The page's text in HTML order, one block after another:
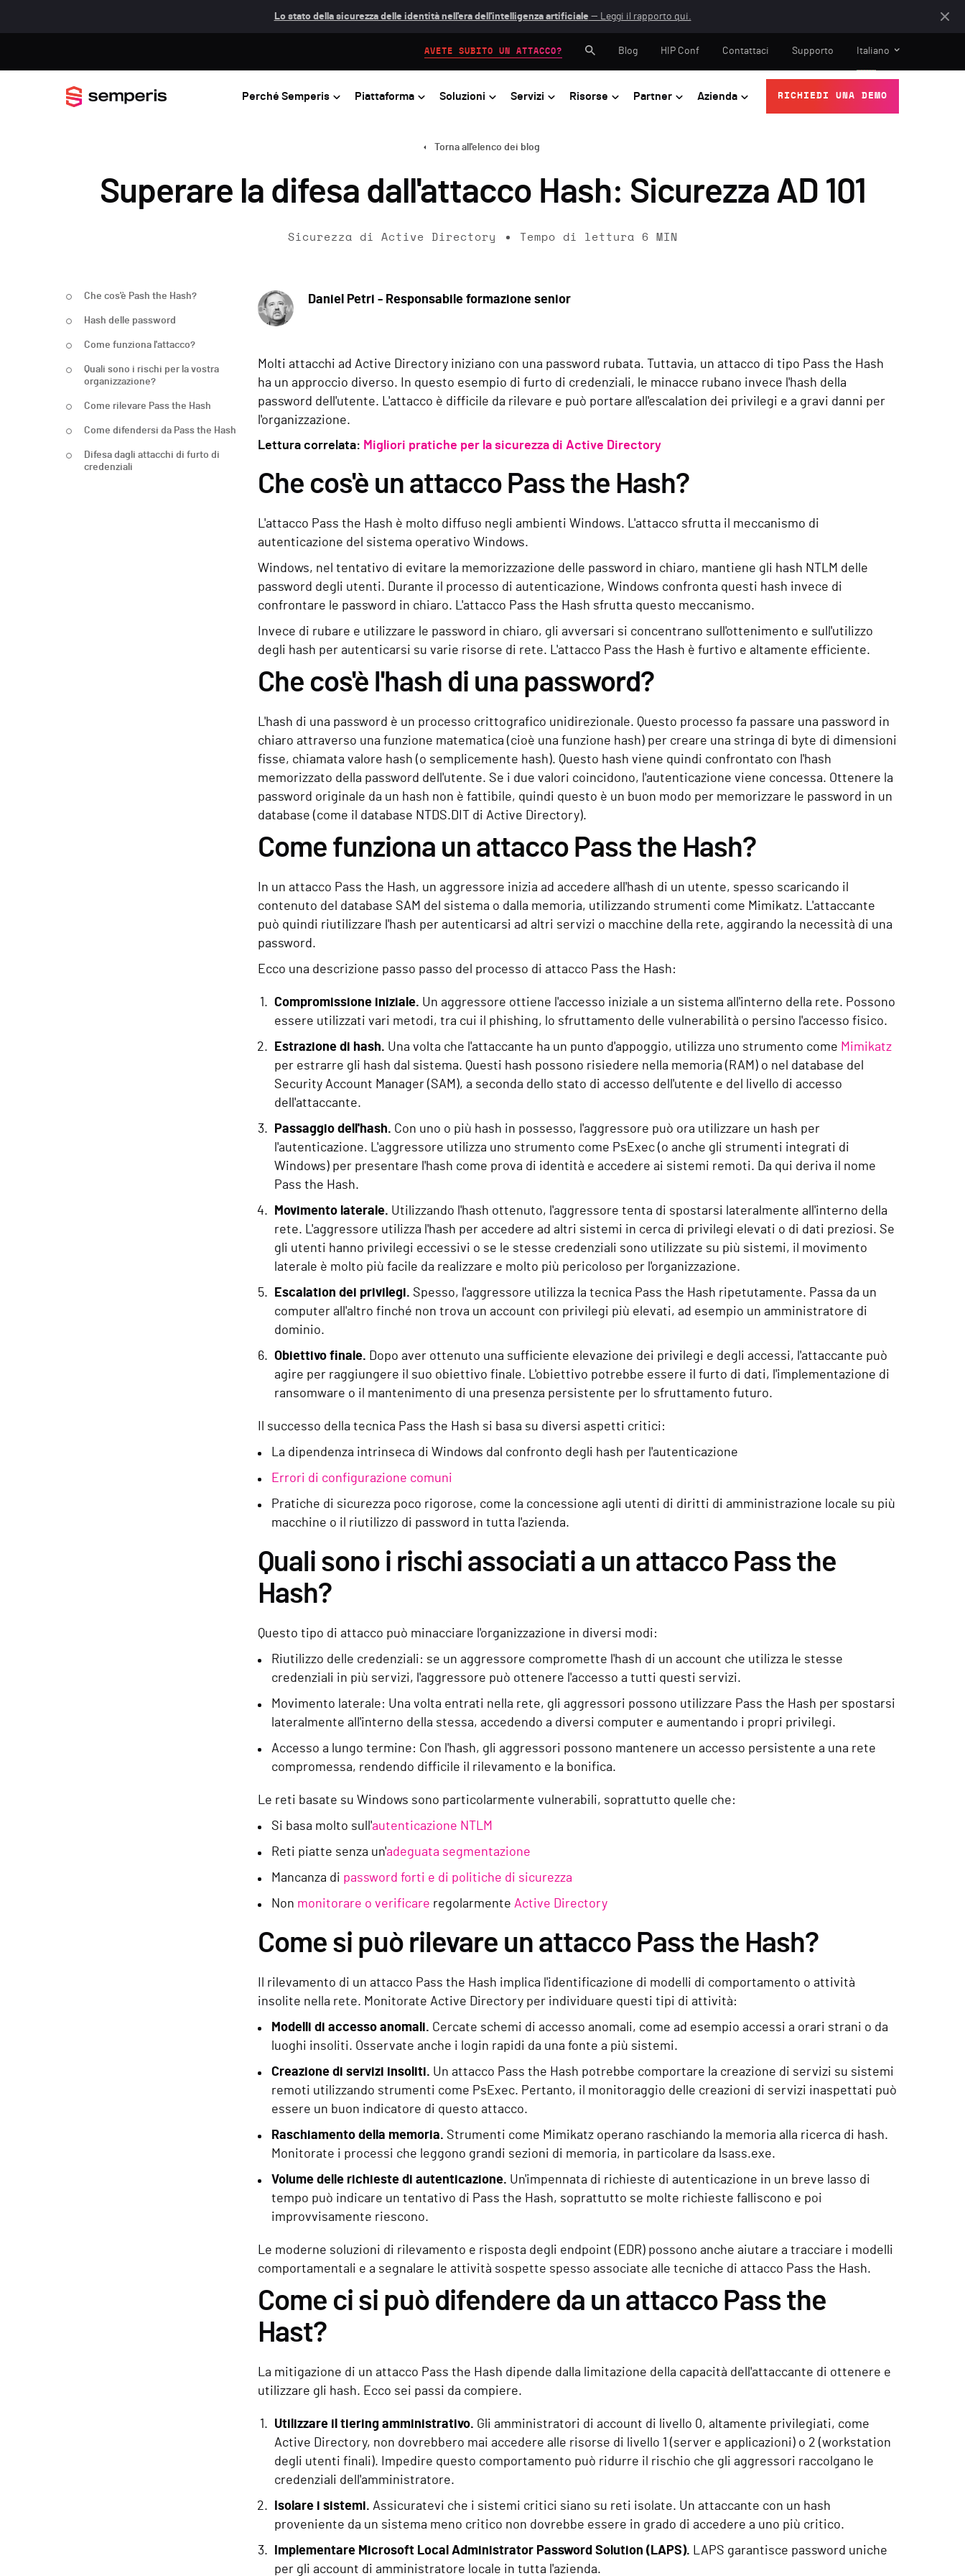
Lo stato della sicurezza delle identità nell'era dell'intelligenza artificiale — Leggi il rapporto qui.
Perché Semperis Piattaforma Soluzioni Servizi Risorse Partner Azienda RICHIEDI UNA DEMO
AVETE SUBITO UN ATTACCO? Blog HIP Conf Contattaci Supporto Italiano
Torna all'elenco dei blog
Superare la difesa dall'attacco Hash: Sicurezza AD 101
Sicurezza di Active Directory Tempo di lettura 6 MIN
Che cos'è Pash the Hash?
Hash delle password
Come funziona l'attacco?
Quali sono i rischi per la vostra
organizzazione?
Come rilevare Pass the Hash
Come difendersi da Pass the Hash
Difesa dagli attacchi di furto di
credenziali
Daniel Petri - Responsabile formazione senior
Molti attacchi ad Active Directory iniziano con una password rubata. Tuttavia, un attacco di tipo Pass the Hash
ha un approccio diverso. In questo esempio di furto di credenziali, le minacce rubano invece l'hash della
password dell'utente. L'attacco è difficile da rilevare e può portare all'escalation dei privilegi e a gravi danni per
l'organizzazione.
Lettura correlata: Migliori pratiche per la sicurezza di Active Directory
Che cos'è un attacco Pass the Hash?
L'attacco Pass the Hash è molto diffuso negli ambienti Windows. L'attacco sfrutta il meccanismo di
autenticazione del sistema operativo Windows.
Windows, nel tentativo di evitare la memorizzazione delle password in chiaro, mantiene gli hash NTLM delle
password degli utenti. Durante il processo di autenticazione, Windows confronta questi hash invece di
confrontare le password in chiaro. L'attacco Pass the Hash sfrutta questo meccanismo.
Invece di rubare e utilizzare le password in chiaro, gli avversari si concentrano sull'ottenimento e sull'utilizzo
degli hash per autenticarsi su varie risorse di rete. L'attacco Pass the Hash è furtivo e altamente efficiente.
Che cos'è l'hash di una password?
L'hash di una password è un processo crittografico unidirezionale. Questo processo fa passare una password in
chiaro attraverso una funzione matematica (cioè una funzione hash) per creare una stringa di byte di dimensioni
fisse, chiamata valore hash (o semplicemente hash). Questo hash viene quindi confrontato con l'hash
memorizzato della password dell'utente. Se i due valori coincidono, l'autenticazione viene concessa. Ottenere la
password originale da un hash non è fattibile, quindi questo è un buon modo per memorizzare le password in un
database (come il database NTDS.DIT di Active Directory).
Come funziona un attacco Pass the Hash?
In un attacco Pass the Hash, un aggressore inizia ad accedere all'hash di un utente, spesso scaricando il
contenuto del database SAM del sistema o dalla memoria, utilizzando strumenti come Mimikatz. L'attaccante
può quindi riutilizzare l'hash per autenticarsi ad altri servizi o macchine della rete, aggirando la necessità di una
password.
Ecco una descrizione passo passo del processo di attacco Pass the Hash:
Compromissione iniziale. Un aggressore ottiene l'accesso iniziale a un sistema all'interno della rete. Possono
essere utilizzati vari metodi, tra cui il phishing, lo sfruttamento delle vulnerabilità o persino l'accesso fisico.
Estrazione di hash. Una volta che l'attaccante ha un punto d'appoggio, utilizza uno strumento come Mimikatz
per estrarre gli hash dal sistema. Questi hash possono risiedere nella memoria (RAM) o nel database del
Security Account Manager (SAM), a seconda dello stato di accesso dell'utente e del livello di accesso
dell'attaccante.
Passaggio dell'hash. Con uno o più hash in possesso, l'aggressore può ora utilizzare un hash per
l'autenticazione. L'aggressore utilizza uno strumento come PsExec (o anche gli strumenti integrati di
Windows) per presentare l'hash come prova di identità e accedere ai sistemi remoti. Da qui deriva il nome
Pass the Hash.
Movimento laterale. Utilizzando l'hash ottenuto, l'aggressore tenta di spostarsi lateralmente all'interno della
rete. L'aggressore utilizza l'hash per accedere ad altri sistemi in cerca di privilegi elevati o di dati preziosi. Se
gli utenti hanno privilegi eccessivi o se le stesse credenziali sono utilizzate su più sistemi, il movimento
laterale è molto più facile da realizzare e molto più pericoloso per l'organizzazione.
Escalation dei privilegi. Spesso, l'aggressore utilizza la tecnica Pass the Hash ripetutamente. Passa da un
computer all'altro finché non trova un account con privilegi più elevati, ad esempio un amministratore di
dominio.
Obiettivo finale. Dopo aver ottenuto una sufficiente elevazione dei privilegi e degli accessi, l'attaccante può
agire per raggiungere il suo obiettivo finale. L'obiettivo potrebbe essere il furto di dati, l'implementazione di
ransomware o il mantenimento di una presenza persistente per lo sfruttamento futuro.
Il successo della tecnica Pass the Hash si basa su diversi aspetti critici:
La dipendenza intrinseca di Windows dal confronto degli hash per l'autenticazione
Errori di configurazione comuni
Pratiche di sicurezza poco rigorose, come la concessione agli utenti di diritti di amministrazione locale su più
macchine o il riutilizzo di password in tutta l'azienda.
Quali sono i rischi associati a un attacco Pass the
Hash?
Questo tipo di attacco può minacciare l'organizzazione in diversi modi:
Riutilizzo delle credenziali: se un aggressore compromette l'hash di un account che utilizza le stesse
credenziali in più servizi, l'aggressore può ottenere l'accesso a tutti questi servizi.
Movimento laterale: Una volta entrati nella rete, gli aggressori possono utilizzare Pass the Hash per spostarsi
lateralmente all'interno della stessa, accedendo a diversi computer e aumentando i propri privilegi.
Accesso a lungo termine: Con l'hash, gli aggressori possono mantenere un accesso persistente a una rete
compromessa, rendendo difficile il rilevamento e la bonifica.
Le reti basate su Windows sono particolarmente vulnerabili, soprattutto quelle che:
Si basa molto sull'autenticazione NTLM
Reti piatte senza un'adeguata segmentazione
Mancanza di password forti e di politiche di sicurezza
Non monitorare o verificare regolarmente Active Directory
Come si può rilevare un attacco Pass the Hash?
Il rilevamento di un attacco Pass the Hash implica l'identificazione di modelli di comportamento o attività
insolite nella rete. Monitorate Active Directory per individuare questi tipi di attività:
Modelli di accesso anomali. Cercate schemi di accesso anomali, come ad esempio accessi a orari strani o da
luoghi insoliti. Osservate anche i login rapidi da una fonte a più sistemi.
Creazione di servizi insoliti. Un attacco Pass the Hash potrebbe comportare la creazione di servizi su sistemi
remoti utilizzando strumenti come PsExec. Pertanto, il monitoraggio delle creazioni di servizi inaspettati può
essere un buon indicatore di questo attacco.
Raschiamento della memoria. Strumenti come Mimikatz operano raschiando la memoria alla ricerca di hash.
Monitorate i processi che leggono grandi sezioni di memoria, in particolare da lsass.exe.
Volume delle richieste di autenticazione. Un'impennata di richieste di autenticazione in un breve lasso di
tempo può indicare un tentativo di Pass the Hash, soprattutto se molte richieste falliscono e poi
improvvisamente riescono.
Le moderne soluzioni di rilevamento e risposta degli endpoint (EDR) possono anche aiutare a tracciare i modelli
comportamentali e a segnalare le attività sospette spesso associate alle tecniche di attacco Pass the Hash.
Come ci si può difendere da un attacco Pass the
Hast?
La mitigazione di un attacco Pass the Hash dipende dalla limitazione della capacità dell'attaccante di ottenere e
utilizzare gli hash. Ecco sei passi da compiere.
Utilizzare il tiering amministrativo. Gli amministratori di account di livello 0, altamente privilegiati, come
Active Directory, non dovrebbero mai accedere alle risorse di livello 1 (server e applicazioni) o 2 (workstation
degli utenti finali). Impedire questo comportamento può ridurre il rischio che gli aggressori raccolgano le
credenziali dell'amministratore.
Isolare i sistemi. Assicuratevi che i sistemi critici siano su reti isolate. Un attaccante con un hash
proveniente da un sistema meno critico non dovrebbe essere in grado di accedere a uno più critico.
Implementare Microsoft Local Administrator Password Solution (LAPS). LAPS garantisce password uniche
per gli account di amministratore locale in tutta l'azienda.